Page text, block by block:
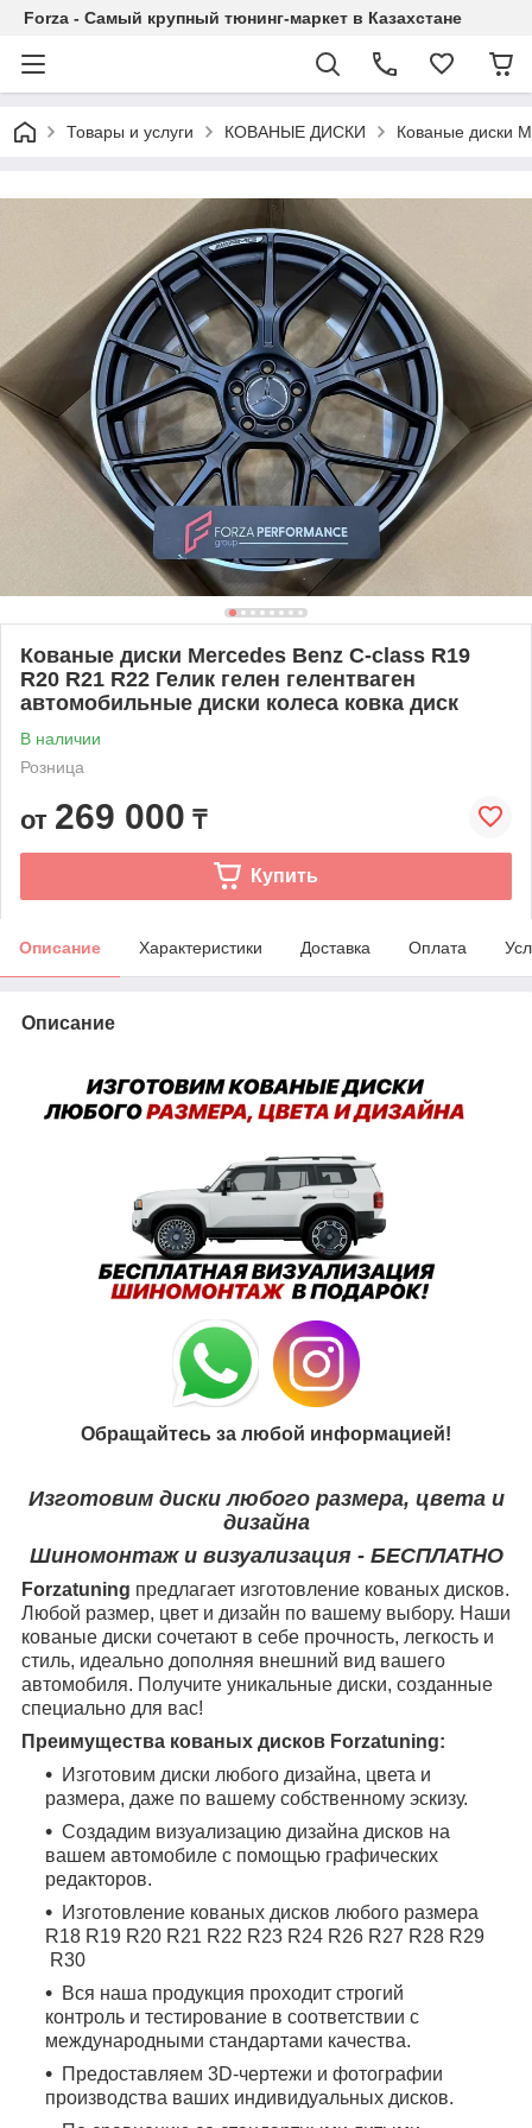
Forza - Самый крупный тюнинг-маркет в Казахстане
Товары и услуги КОВАНЫЕ ДИСКИ Кованые диски
Кованые диски Mercedes Benz C-class R19
R20 R21 R22 Гелик гелен гелентваген
автомобильные диски колеса ковка диск
В наличии
Розница
от 269 000 ₸
Купить
Описание Характеристики Доставка Оплата
Описание
Обращайтесь за любой информацией!
Изготовим диски любого размера, цвета и
дизайна
Шиномонтаж и визуализация - БЕСПЛАТНО
Forzatuning предлагает изготовление кованых дисков.
Любой размер, цвет и дизайн по вашему выбору. Наши
кованые диски сочетают в себе прочность, легкость и
стиль, идеально дополняя внешний вид вашего
автомобиля. Получите уникальные диски, созданные
специально для вас!
Преимущества кованых дисков Forzatuning:
Изготовим диски любого дизайна, цвета и
размера, даже по вашему собственному эскизу.
Создадим визуализацию дизайна дисков на
вашем автомобиле с помощью графических
редакторов.
Изготовление кованых дисков любого размера
R18 R19 R20 R21 R22 R23 R24 R26 R27 R28 R29
R30
Вся наша продукция проходит строгий
контроль и тестирование в соответствии с
международными стандартами качества.
Предоставляем 3D-чертежи и фотографии
производства ваших индивидуальных дисков.